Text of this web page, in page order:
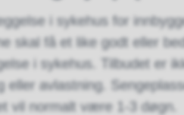
i sykehus for
skal få et like godt eller
i sykehus. Tilbudet er
eller avlastning.
vil normalt være 1-3 døgn.